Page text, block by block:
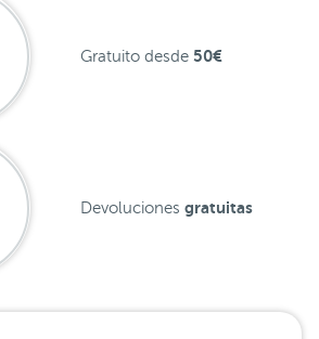
Gratuito desde 50€
Devoluciones gratuitas